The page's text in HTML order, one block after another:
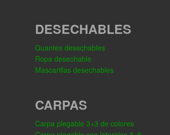
DESECHABLES
Guantes desechables
Ropa desechable
Mascarillas desechables
CARPAS
Carpa plegable 3×3 de colores